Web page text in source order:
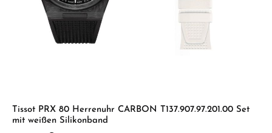
Tissot PRX 80 Herrenuhr CARBON T137.907.97.201.00 Set
mit weißen Silikonband